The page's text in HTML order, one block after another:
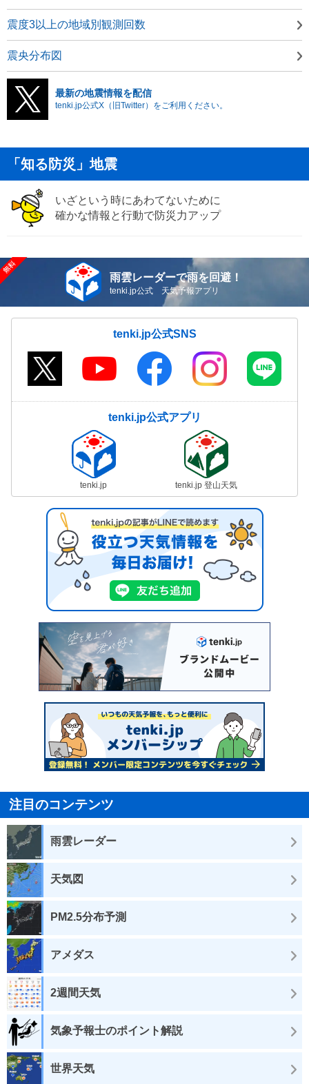
震度3以上の地域別観測回数
震央分布図
最新の地震情報を配信
tenki.jp公式X（旧Twitter）をご利用ください。
「知る防災」地震
いざという時にあわてないために
確かな情報と行動で防災力アップ
雨雲レーダーで雨を回避！
tenki.jp公式 天気予報アプリ
tenki.jp公式SNS
tenki.jp公式アプリ
tenki.jp tenki.jp 登山天気
注目のコンテンツ
雨雲レーダー
天気図
PM2.5分布予測
アメダス
2週間天気
気象予報士のポイント解説
世界天気